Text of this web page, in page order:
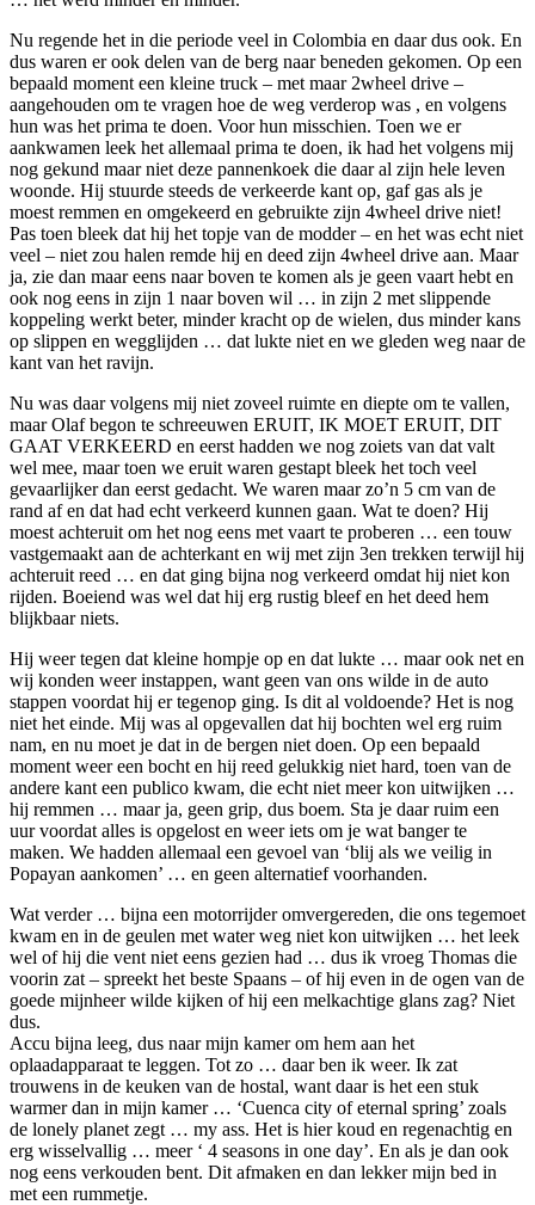
Nu regende het in die periode veel in Colombia en daar dus ook. En
dus waren er ook delen van de berg naar beneden gekomen. Op een
bepaald moment een kleine truck – met maar 2wheel drive –
aangehouden om te vragen hoe de weg verderop was , en volgens
hun was het prima te doen. Voor hun misschien. Toen we er
aankwamen leek het allemaal prima te doen, ik had het volgens mij
nog gekund maar niet deze pannenkoek die daar al zijn hele leven
woonde. Hij stuurde steeds de verkeerde kant op, gaf gas als je
moest remmen en omgekeerd en gebruikte zijn 4wheel drive niet!
Pas toen bleek dat hij het topje van de modder – en het was echt niet
veel – niet zou halen remde hij en deed zijn 4wheel drive aan. Maar
ja, zie dan maar eens naar boven te komen als je geen vaart hebt en
ook nog eens in zijn 1 naar boven wil … in zijn 2 met slippende
koppeling werkt beter, minder kracht op de wielen, dus minder kans
op slippen en wegglijden … dat lukte niet en we gleden weg naar de
kant van het ravijn.
Nu was daar volgens mij niet zoveel ruimte en diepte om te vallen,
maar Olaf begon te schreeuwen ERUIT, IK MOET ERUIT, DIT
GAAT VERKEERD en eerst hadden we nog zoiets van dat valt
wel mee, maar toen we eruit waren gestapt bleek het toch veel
gevaarlijker dan eerst gedacht. We waren maar zo’n 5 cm van de
rand af en dat had echt verkeerd kunnen gaan. Wat te doen? Hij
moest achteruit om het nog eens met vaart te proberen … een touw
vastgemaakt aan de achterkant en wij met zijn 3en trekken terwijl hij
achteruit reed … en dat ging bijna nog verkeerd omdat hij niet kon
rijden. Boeiend was wel dat hij erg rustig bleef en het deed hem
blijkbaar niets.
Hij weer tegen dat kleine hompje op en dat lukte … maar ook net en
wij konden weer instappen, want geen van ons wilde in de auto
stappen voordat hij er tegenop ging. Is dit al voldoende? Het is nog
niet het einde. Mij was al opgevallen dat hij bochten wel erg ruim
nam, en nu moet je dat in de bergen niet doen. Op een bepaald
moment weer een bocht en hij reed gelukkig niet hard, toen van de
andere kant een publico kwam, die echt niet meer kon uitwijken …
hij remmen … maar ja, geen grip, dus boem. Sta je daar ruim een
uur voordat alles is opgelost en weer iets om je wat banger te
maken. We hadden allemaal een gevoel van ‘blij als we veilig in
Popayan aankomen’ … en geen alternatief voorhanden.
Wat verder … bijna een motorrijder omvergereden, die ons tegemoet
kwam en in de geulen met water weg niet kon uitwijken … het leek
wel of hij die vent niet eens gezien had … dus ik vroeg Thomas die
voorin zat – spreekt het beste Spaans – of hij even in de ogen van de
goede mijnheer wilde kijken of hij een melkachtige glans zag? Niet
dus.
Accu bijna leeg, dus naar mijn kamer om hem aan het
oplaadapparaat te leggen. Tot zo … daar ben ik weer. Ik zat
trouwens in de keuken van de hostal, want daar is het een stuk
warmer dan in mijn kamer … ‘Cuenca city of eternal spring’ zoals
de lonely planet zegt … my ass. Het is hier koud en regenachtig en
erg wisselvallig … meer ‘ 4 seasons in one day’. En als je dan ook
nog eens verkouden bent. Dit afmaken en dan lekker mijn bed in
met een rummetje.